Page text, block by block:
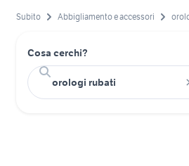
Subito Abbigliamento e accessori
Cosa cerchi?